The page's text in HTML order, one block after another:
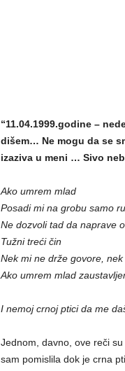
“11.04.1999.godine –
dišem… Ne mogu da se
izaziva u meni … Sivo
Ako umrem mlad
Posadi mi na grobu samo
Ne dozvoli tad da naprave
Tužni treći čin
Nek mi ne drže govore,
Ako umrem mlad
I nemoj crnoj ptici da me
Jednom, davno, ove reči
sam pomislila dok je crna